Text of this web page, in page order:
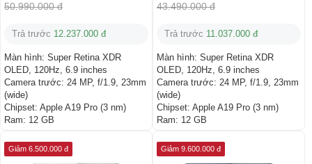
50.990.000 đ
Trả trước 12.237.000 đ
Màn hình: Super Retina XDR
OLED, 120Hz, 6.9 inches
Camera trước: 24 MP, f/1.9, 23mm
(wide)
Chipset: Apple A19 Pro (3 nm)
Ram: 12 GB
43.490.000 đ
Trả trước 11.037.000 đ
Màn hình: Super Retina XDR
OLED, 120Hz, 6.9 inches
Camera trước: 24 MP, f/1.9, 23mm
(wide)
Chipset: Apple A19 Pro (3 nm)
Ram: 12 GB
Giảm 6.500.000 đ Giảm 9.600.000 đ